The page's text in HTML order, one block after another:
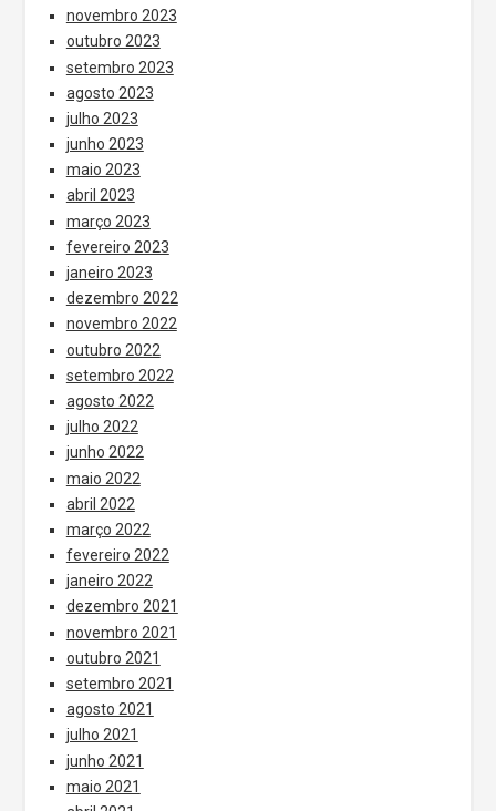
novembro 2023
outubro 2023
setembro 2023
agosto 2023
julho 2023
junho 2023
maio 2023
abril 2023
março 2023
fevereiro 2023
janeiro 2023
dezembro 2022
novembro 2022
outubro 2022
setembro 2022
agosto 2022
julho 2022
junho 2022
maio 2022
abril 2022
março 2022
fevereiro 2022
janeiro 2022
dezembro 2021
novembro 2021
outubro 2021
setembro 2021
agosto 2021
julho 2021
junho 2021
maio 2021